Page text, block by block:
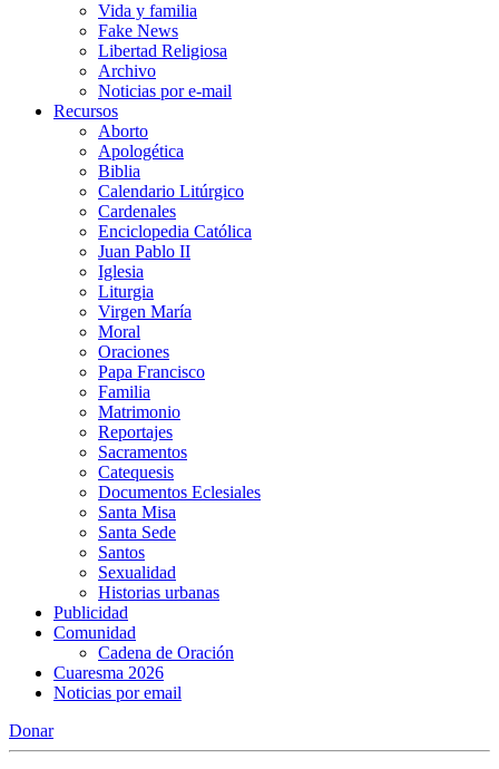
Vida y familia
Fake News
Libertad Religiosa
Archivo
Noticias por e-mail
Recursos
Aborto
Apologética
Biblia
Calendario Litúrgico
Cardenales
Enciclopedia Católica
Juan Pablo II
Iglesia
Liturgia
Virgen María
Moral
Oraciones
Papa Francisco
Familia
Matrimonio
Reportajes
Sacramentos
Catequesis
Documentos Eclesiales
Santa Misa
Santa Sede
Santos
Sexualidad
Historias urbanas
Publicidad
Comunidad
Cadena de Oración
Cuaresma 2026
Noticias por email
Donar